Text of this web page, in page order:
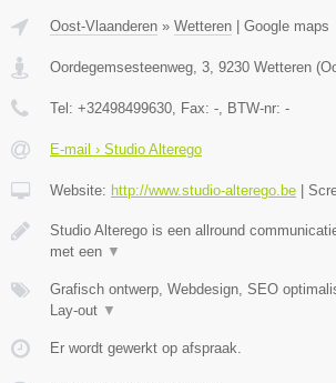
Oost-Vlaanderen » Wetteren | Google maps
Oordegemsesteenweg, 3 9230 Wetteren (
Tel: +32498499630 , Fax: - , BTW-nr: -
E-mail › Studio Alterego
Website: http://www.studio-alterego.be |
Studio Alterego is een allround
met een ▼
Grafisch ontwerp, Webdesign, SEO
Lay-out ▼
Er wordt gewerkt op afspraak.